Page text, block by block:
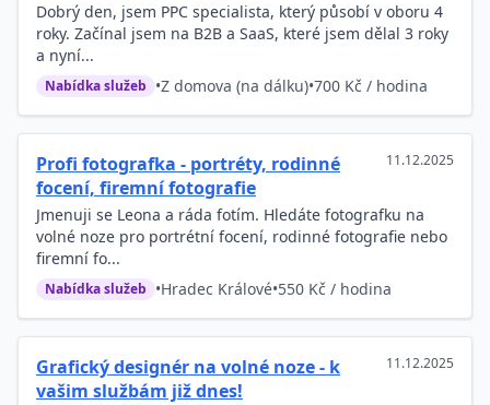
Dobrý den, jsem PPC specialista, který působí v oboru 4
roky. Začínal jsem na B2B a SaaS, které jsem dělal 3 roky
a nyní...
Nabídka služeb •Z domova (na dálku)•700 Kč / hodina
Profi fotografka - portréty, rodinné
focení, firemní fotografie
11.12.2025
Jmenuji se Leona a ráda fotím. Hledáte fotografku na
volné noze pro portrétní focení, rodinné fotografie nebo
firemní fo...
Nabídka služeb •Hradec Králové•550 Kč / hodina
Grafický designér na volné noze - k
vašim službám již dnes!
11.12.2025